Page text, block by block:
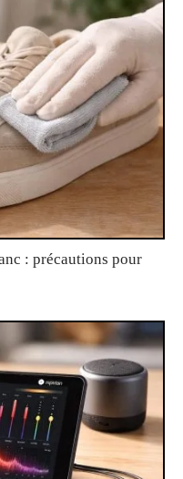
: précautions pour